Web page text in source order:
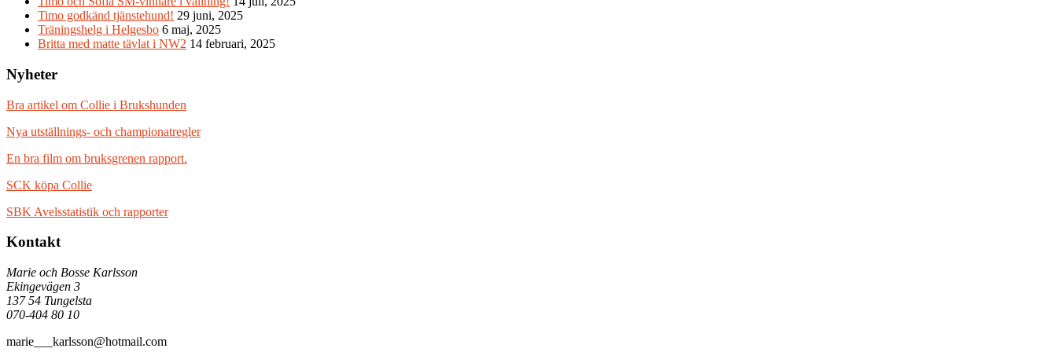
Timo godkänd tjänstehund! 29 juni, 2025
Träningshelg i Helgesbo 6 maj, 2025
Britta med matte tävlat i NW2 14 februari, 2025
Nyheter
Bra artikel om Collie i Brukshunden
Nya utställnings- och championatregler
En bra film om bruksgrenen rapport.
SCK köpa Collie
SBK Avelsstatistik och rapporter
Kontakt
Marie och Bosse Karlsson
Ekingevägen 3
137 54 Tungelsta
070-404 80 10
marie___karlsson@hotmail.com